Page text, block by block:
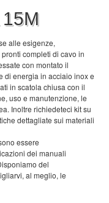
15M
alle esigenze,
completi di cavo in
con montato il
di energia in acciaio inox e
in scatola chiusa con il
uso e manutenzione, le
Inoltre richiedeteci kit su
dettagliate sui materiali
essere
dei manuali
del
al meglio, le